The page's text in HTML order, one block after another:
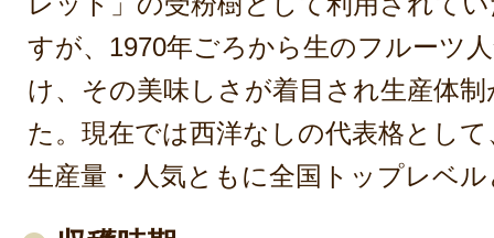
すが、1970年ごろから生のフルーツ
け、その美味しさが着目され生産体
た。現在では西洋なしの代表格とし
生産量・人気ともに全国トップレベ